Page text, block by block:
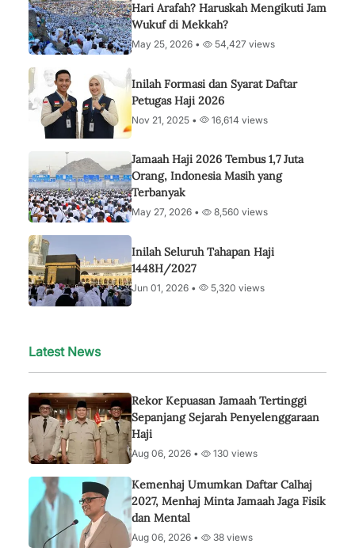
Hari Arafah? Haruskah Mengikuti Jam
Wukuf di Mekkah?
May 25, 2026 • 54,427 views
Inilah Formasi dan Syarat Daftar
Petugas Haji 2026
Nov 21, 2025 • 16,614 views
Jamaah Haji 2026 Tembus 1,7 Juta
Orang, Indonesia Masih yang
Terbanyak
May 27, 2026 • 8,560 views
Inilah Seluruh Tahapan Haji
1448H/2027
Jun 01, 2026 • 5,320 views
Latest News
Rekor Kepuasan Jamaah Tertinggi
Sepanjang Sejarah Penyelenggaraan
Haji
Aug 06, 2026 • 130 views
Kemenhaj Umumkan Daftar Calhaj
2027, Menhaj Minta Jamaah Jaga Fisik
dan Mental
Aug 06, 2026 • 38 views